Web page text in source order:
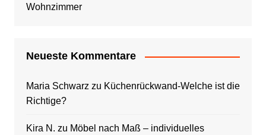
Wohnzimmer
Neueste Kommentare
Maria Schwarz zu Küchenrückwand-Welche ist die
Richtige?
Kira N. zu Möbel nach Maß – individuelles